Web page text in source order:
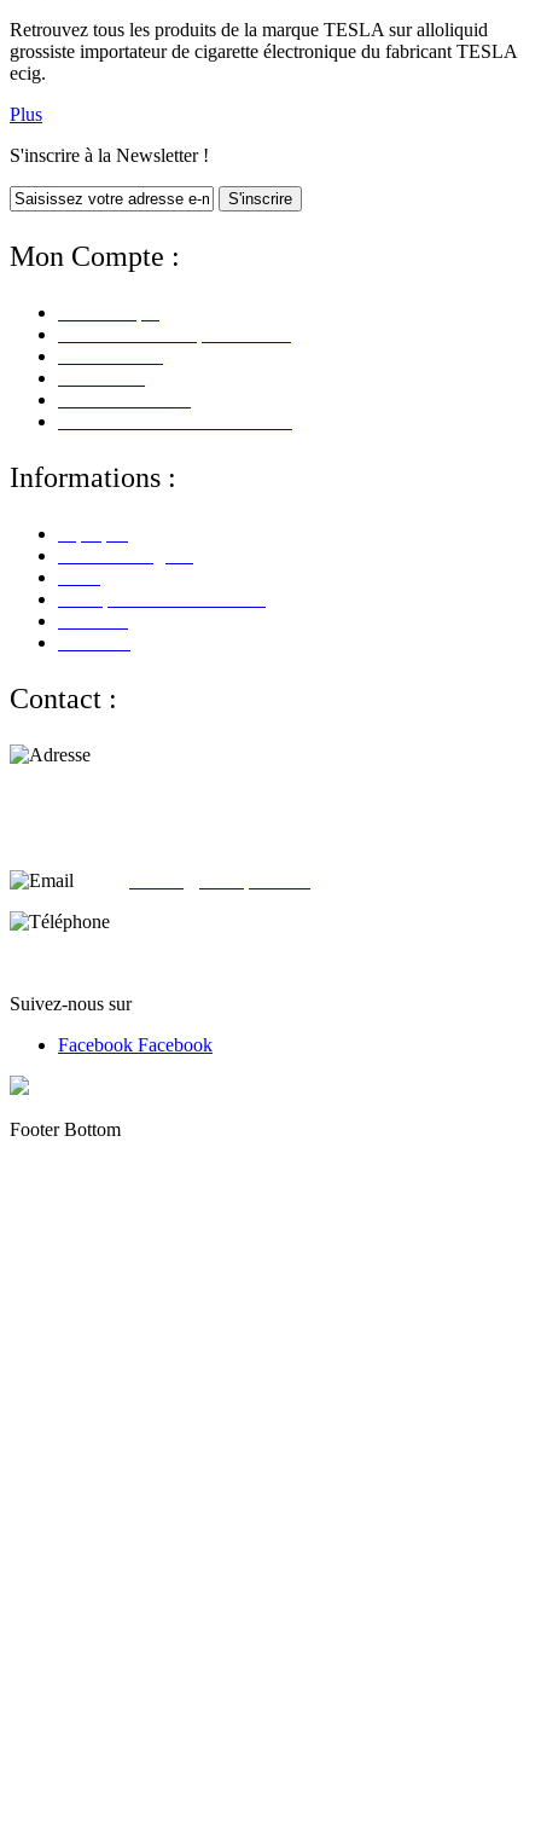
Retrouvez tous les produits de la marque TESLA sur alloliquid
grossiste importateur de cigarette électronique du fabricant TESLA
ecig.
Plus
S'inscrire à la Newsletter !
S'inscrire
Mon Compte :
Informations :
Contact :
Suivez-nous sur
Facebook Facebook
Footer Bottom